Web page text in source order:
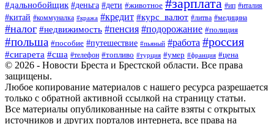
#дальнобойщик #деньга #дети #животное #зарплата #ип #италия
#китай #коммуналка #кража #кредит #курс_валют #литва #медицина
#налог #недвижимость #пенсия #подорожание #полиция
#польша #пособие #путешествие #пьяный #работа #россия
#сигарета #сша #телефон #топливо #турция #умер #франция #цена
© 2026 - Новости Бреста и Брестской области. Все права
защищены.
Любое копирование материалов с нашего ресурса разрешается
только с обратной активной ссылкой на страницу статьи.
Все материалы опубликованные на сайте взяты с открытых
источников и других порталов интернета, все права на